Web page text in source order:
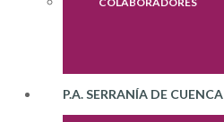
P.A. SERRANÍA DE CUENCA